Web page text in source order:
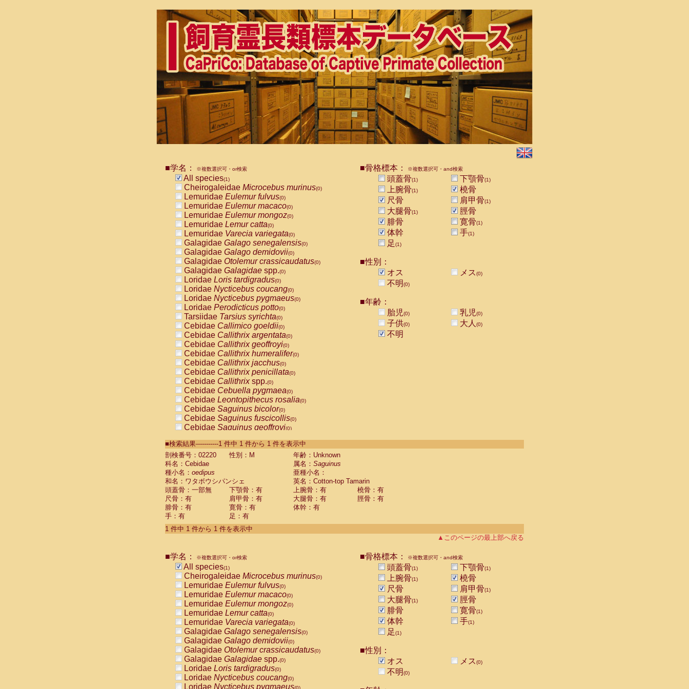
■学名： ※複数選択可・or検索
All species(1)
Cheirogaleidae Microcebus murinus(0)
Lemuridae Eulemur fulvus(0)
Lemuridae Eulemur macaco(0)
Lemuridae Eulemur mongoz(0)
Lemuridae Lemur catta(0)
Lemuridae Varecia variegata(0)
Galagidae Galago senegalensis(0)
Galagidae Galago demidovii(0)
Galagidae Otolemur crassicaudatus(0)
Galagidae Galagidae spp.(0)
Loridae Loris tardigradus(0)
Loridae Nycticebus coucang(0)
Loridae Nycticebus pygmaeus(0)
Loridae Perodicticus potto(0)
Tarsiidae Tarsius syrichta(0)
Cebidae Callimico goeldii(0)
Cebidae Callithrix argentata(0)
Cebidae Callithrix geoffroyi(0)
Cebidae Callithrix humeralifer(0)
Cebidae Callithrix jacchus(0)
Cebidae Callithrix penicillata(0)
Cebidae Callithrixspp.(0)
Cebidae Cebuella pygmaea(0)
Cebidae Leontopithecus rosalia(0)
Cebidae Saguinus bicolor(0)
Cebidae Saguinus fuscicollis(0)
Cebidae Saguinus geoffroyi(0)
CebidaeSaguinus labiatus(0)
Cebidae Saguinus leucopus (0)
Cebidae
Cebidae
CebidaeSaguinus nigricollis (0)
Cebidae Saguinus oedipus
Cebidae Saguinus weddelli
Cebidae Saguinusspp.
Cebidae Aotus trivirgatus
Cebidae Cebus albifrons
CebidaeCebus nigrivittatus
CebidaeCebus
CebidaeSaimiri boliviensis(0)
CebidaeSaimiri sciureus(0)
AtelidaeAlouatta caraya(0)
AtelidaeAlouatta fusca(0)
AtelidaeAlouatta seniculus
AtelidaeAlouattaspp.(0)
AtelidaeAteles belzebuth(0)
AtelidaeAteles geoffroyi(0)
AtelidaeAteles paniscus(0)
AtelidaeAtelesspp.(0)
Atelidae Lagothrix lagothricha
AtelidaeLagothrix lagothricha cana
PitheciidaeCacajao calvus rubicundus
■骨格標本： ※複数選択可・and検索
頭蓋骨(1) 下顎骨(1)
上腕骨(1)
橈骨
尺骨
肩甲骨(1)
大腿骨(1)
脛骨
腓骨
寛骨(1)
体幹 手(1)
足(1)
■性別：
オス
メス(0)
不明(0)
■年齢：
胎児(0) 乳児(0)
子供(0) 大人 (0)
不明
■検索結果-----------1 件中 1 件から 1 件を表示中
剖検番号：02220
性別：M
年齢：Unknown
科名：Cebidae
属名： Saguinus
種小名： oedipus
亜種小名：
和名：ワタボウシパンシェ
英名：Cotton-top Tamarin
頭蓋骨：一部無
下顎骨：有 上腕骨：有
橈骨：有
尺骨：有
肩甲骨：有 大腿骨：有
脛骨：有
腓骨：有
寛骨：有
体幹：有
手：有
足：有
1 件中 1 件から 1 件を表示中
▲このページの最上部へ戻る
■学名： ※複数選択可・or検索
All species(1)
Cheirogaleidae Microcebus murinus(0)
Lemuridae Eulemur fulvus(0)
Lemuridae Eulemur macaco(0)
Lemuridae Eulemur mongoz(0)
Lemuridae Lemur catta(0)
Lemuridae Varecia variegata(0)
Galagidae Galago senegalensis(0)
Galagidae Galago demidovii(0)
Galagidae Otolemur crassicaudatus(0)
Galagidae Galagidae spp.(0)
Loridae Loris tardigradus(0)
Loridae Nycticebus coucang(0)
Loridae Nycticebus pygmaeus(0)
■骨格標本： ※複数選択可・and検索
頭蓋骨(1) 下顎骨(1)
上腕骨(1)
橈骨
尺骨
肩甲骨(1)
大腿骨(1)
脛骨
腓骨
寛骨(1)
体幹 手(1)
足(1)
■性別：
オス
メス(0)
不明(0)